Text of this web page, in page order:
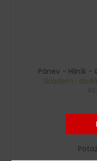
Pánev - Hliník -
Skladem :